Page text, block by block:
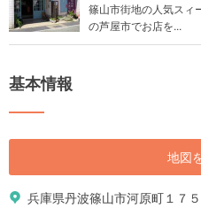
篠山市街地の人気スィ
の芦屋市でお店を...
基本情報
地図
兵庫県丹波篠山市河原町１７５